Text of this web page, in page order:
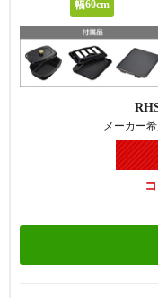
幅60cm
メーカー